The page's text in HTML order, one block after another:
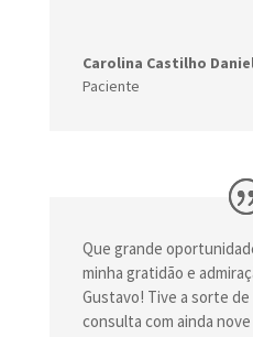
Carolina Castilho
Paciente
Que grande
minha gratidão e
Gustavo! Tive a sorte
consulta com ainda